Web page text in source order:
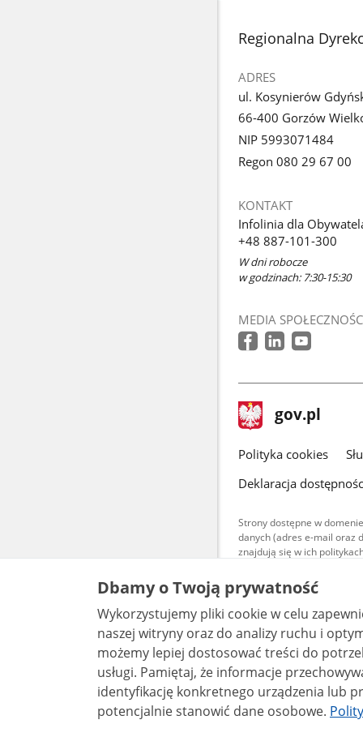
stopka
Regionalna
ADRES
ul. Kosynierów
66-400 Gorzów
NIP 5993071484
Regon 080 29 67 00
KONTAKT
Infolinia dla
+48 887-101-300
W dni robocze
w godzinach: 7:30-15:30
MEDIA
stopka
gov.pl Strona
gov.pl
gov.pl
Polityka cookies
Deklaracja
Strony dostępne w
danych (adres e-mail oraz
znajdują się w ich
Treści
warunkach
są
bez utworów
Dbamy o Twoją prywatność
Wykorzystujemy pliki cookie w celu
naszej witryny oraz do analizy ruchu i
możemy lepiej dostosować treści do
usługi. Pamiętaj, że informacje przechowywane w plikach cookie mogą pozwalać na
identyfikację konkretnego urządzenia lub
potencjalnie stanowić dane osobowe.